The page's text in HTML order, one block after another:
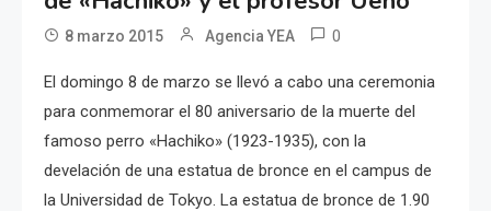
8 marzo 2015 Agencia YEA 0
El domingo 8 de marzo se llevó a cabo una ceremonia
para conmemorar el 80 aniversario de la muerte del
famoso perro «Hachiko» (1923-1935), con la
develación de una estatua de bronce en el campus de
la Universidad de Tokyo. La estatua de bronce de 1.90